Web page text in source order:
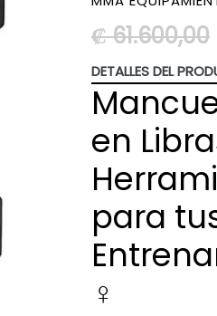
Precio
habitual
₡ 61.600,00
DETALLES DEL
en
para
♀️